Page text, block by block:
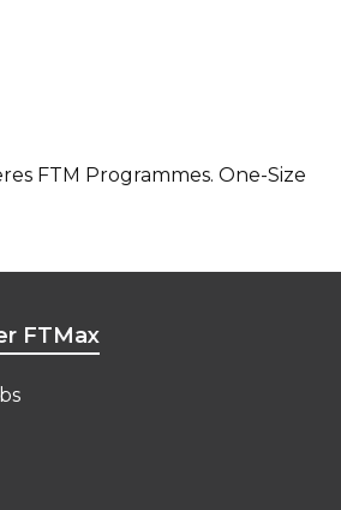
FTM Programmes. One-Size
FTMax